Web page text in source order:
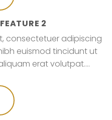
2
consectetuer adipiscing
euismod tincidunt ut
erat volutpat….